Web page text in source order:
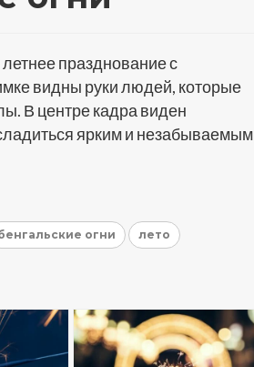
празднование с
видны руки людей, которые
В центре кадра виден
ярким и незабываемым
огни лето